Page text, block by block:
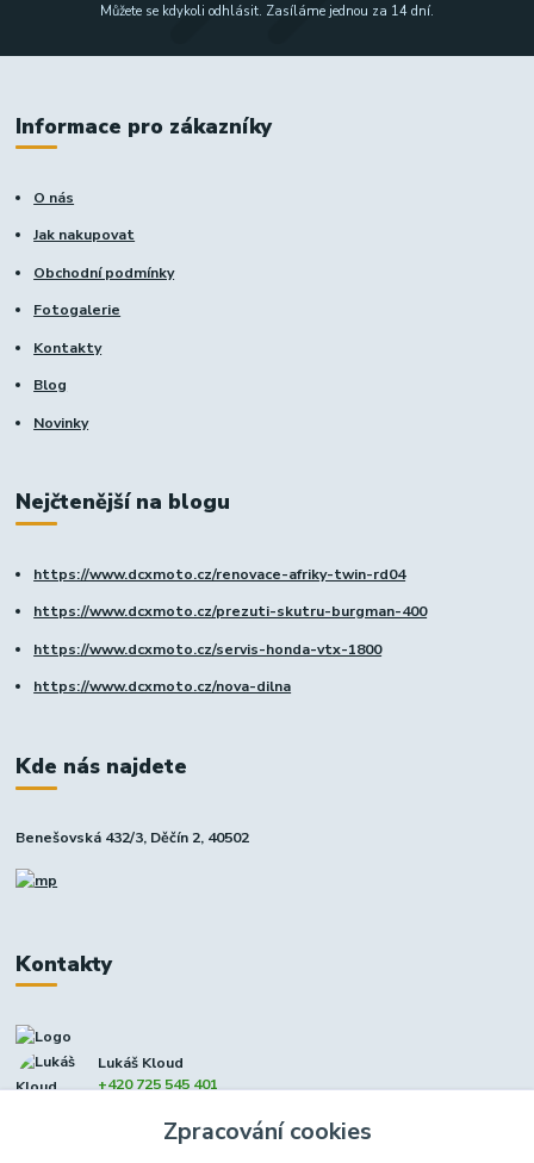
Můžete se kdykoli odhlásit. Zasíláme jednou za 14 dní.
Informace pro zákazníky
O nás
Jak nakupovat
Obchodní podmínky
Fotogalerie
Kontakty
Blog
Novinky
Nejčtenější na blogu
https://www.dcxmoto.cz/renovace-afriky-twin-rd04
https://www.dcxmoto.cz/prezuti-skutru-burgman-400
https://www.dcxmoto.cz/servis-honda-vtx-1800
https://www.dcxmoto.cz/nova-dilna
Kde nás najdete
Benešovská 432/3, Děčín 2, 40502
Kontakty
Lukáš Kloud
+420 725 545 401
Zpracování cookies